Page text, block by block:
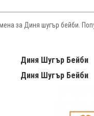
за Диня шугър бейби.
Диня Шугър Бейби
Диня Шугър Бейби